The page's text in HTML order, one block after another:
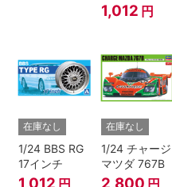
1,012 円
在庫なし
1/24 BBS RG
17インチ
1,012 円
在庫なし
1/24 チャージ
マツダ 767B
2,800 円